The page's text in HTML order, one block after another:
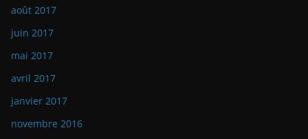
août 2017
juin 2017
mai 2017
avril 2017
janvier 2017
novembre 2016